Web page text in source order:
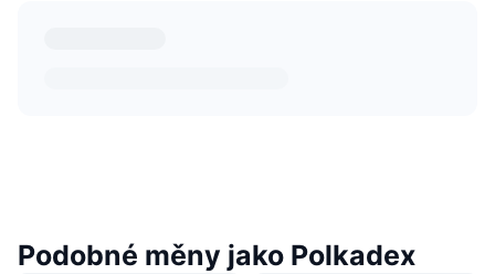
Podobné měny jako Polkadex